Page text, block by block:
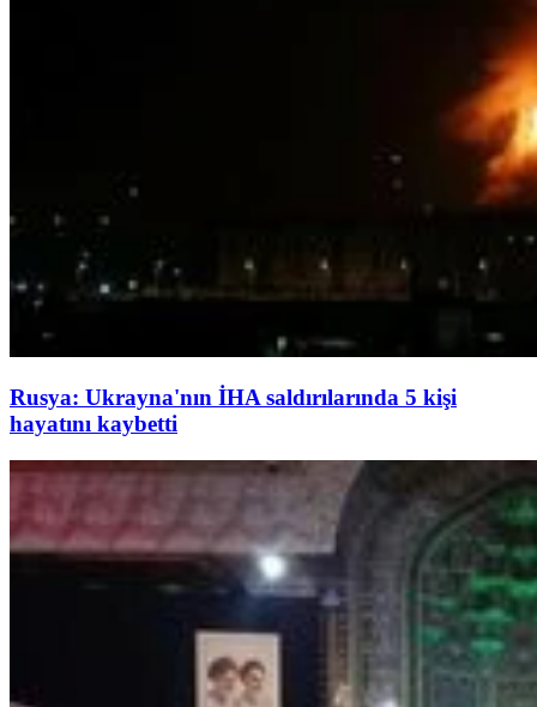
Rusya: Ukrayna'nın İHA saldırılarında 5 kişi
hayatını kaybetti